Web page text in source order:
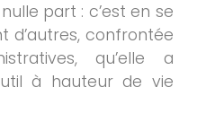
part : c’est en se
d’autres, confrontée
qu’elle a
à hauteur de vie